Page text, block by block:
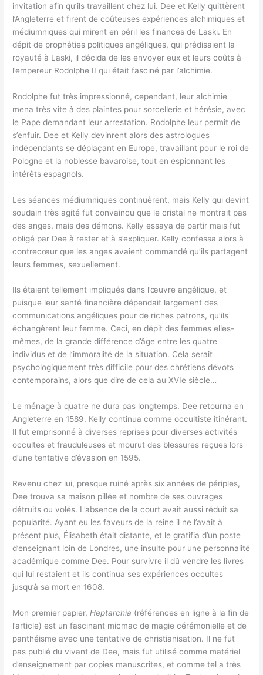
invitation afin qu’ils travaillent chez lui. Dee et Kelly quittèrent
l’Angleterre et firent de coûteuses expériences alchimiques et
médiumniques qui mirent en péril les finances de Laski. En
dépit de prophéties politiques angéliques, qui prédisaient la
royauté à Laski, il décida de les envoyer eux et leurs coûts à
l’empereur Rodolphe II qui était fasciné par l’alchimie.
Rodolphe fut très impressionné, cependant, leur alchimie
mena très vite à des plaintes pour sorcellerie et hérésie, avec
le Pape demandant leur arrestation. Rodolphe leur permit de
s’enfuir. Dee et Kelly devinrent alors des astrologues
indépendants se déplaçant en Europe, travaillant pour le roi de
Pologne et la noblesse bavaroise, tout en espionnant les
intérêts espagnols.
Les séances médiumniques continuèrent, mais Kelly qui devint
soudain très agité fut convaincu que le cristal ne montrait pas
des anges, mais des démons. Kelly essaya de partir mais fut
obligé par Dee à rester et à s’expliquer. Kelly confessa alors à
contrecœur que les anges avaient commandé qu’ils partagent
leurs femmes, sexuellement.
Ils étaient tellement impliqués dans l’œuvre angélique, et
puisque leur santé financière dépendait largement des
communications angéliques pour de riches patrons, qu’ils
échangèrent leur femme. Ceci, en dépit des femmes elles-
mêmes, de la grande différence d’âge entre les quatre
individus et de l’immoralité de la situation. Cela serait
psychologiquement très difficile pour des chrétiens dévots
contemporains, alors que dire de cela au XVIe siècle…
Le ménage à quatre ne dura pas longtemps. Dee retourna en
Angleterre en 1589. Kelly continua comme occultiste itinérant.
Il fut emprisonné à diverses reprises pour diverses activités
occultes et frauduleuses et mourut des blessures reçues lors
d’une tentative d’évasion en 1595.
Revenu chez lui, presque ruiné après six années de périples,
Dee trouva sa maison pillée et nombre de ses ouvrages
détruits ou volés. L’absence de la court avait aussi réduit sa
popularité. Ayant eu les faveurs de la reine il ne l’avait à
présent plus, Élisabeth était distante, et le gratifia d’un poste
d’enseignant loin de Londres, une insulte pour une personnalité
académique comme Dee. Pour survivre il dû vendre les livres
qui lui restaient et ils continua ses expériences occultes
jusqu’à sa mort en 1608.
Mon premier papier, Heptarchia (références en ligne à la fin de
l’article) est un fascinant micmac de magie cérémonielle et de
panthéisme avec une tentative de christianisation. Il ne fut
pas publié du vivant de Dee, mais fut utilisé comme matériel
d’enseignement par copies manuscrites, et comme tel a très